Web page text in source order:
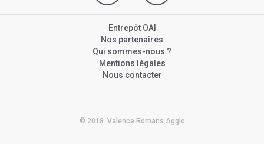
Entrepôt OAI
Nos partenaires
Qui sommes-nous ?
Mentions légales
Nous contacter
© 2018. Valence Romans Agglo